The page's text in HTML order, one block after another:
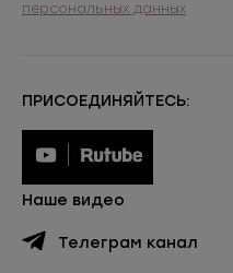
персональных данных
ПРИСОЕДИНЯЙТЕСЬ:
Наше видео
Телеграм канал